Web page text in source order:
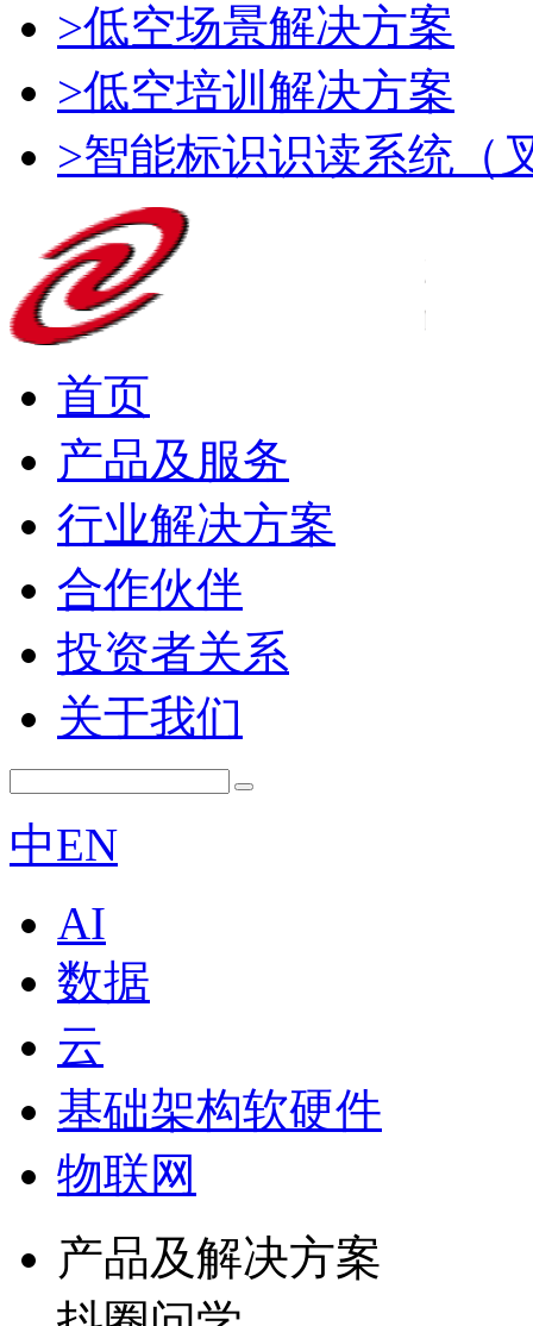
>低空场景解决方案
>低空培训解决方案
>智能标识识读系统（
首页
产品及服务
行业解决方案
合作伙伴
投资者关系
关于我们
中EN
AI
数据
云
基础架构软硬件
物联网
产品及解决方案